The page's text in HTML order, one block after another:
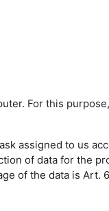
For this
assigned to us
of data for the
of the data is Art. 6